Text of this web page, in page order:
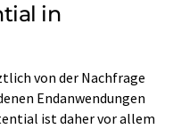
in
von der Nachfrage
Endanwendungen
ist daher vor allem